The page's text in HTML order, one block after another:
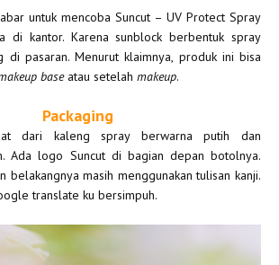
untuk mencoba Suncut – UV Protect Spray
di kantor. Karena sunblock berbentuk spray
di pasaran. Menurut klaimnya, produk ini bisa
baseatau setelah makeup.
Packaging
dari kaleng spray berwarna putih dan
Ada logo Suncut di bagian depan botolnya.
belakangnya masih menggunakan tulisan kanji.
translate ku bersimpuh.